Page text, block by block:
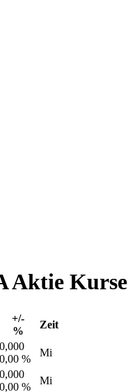
Aktie Kurse
+/-
%
Zeit
0,000
0,00 %
Mi
0,000
0,00 %
Mi